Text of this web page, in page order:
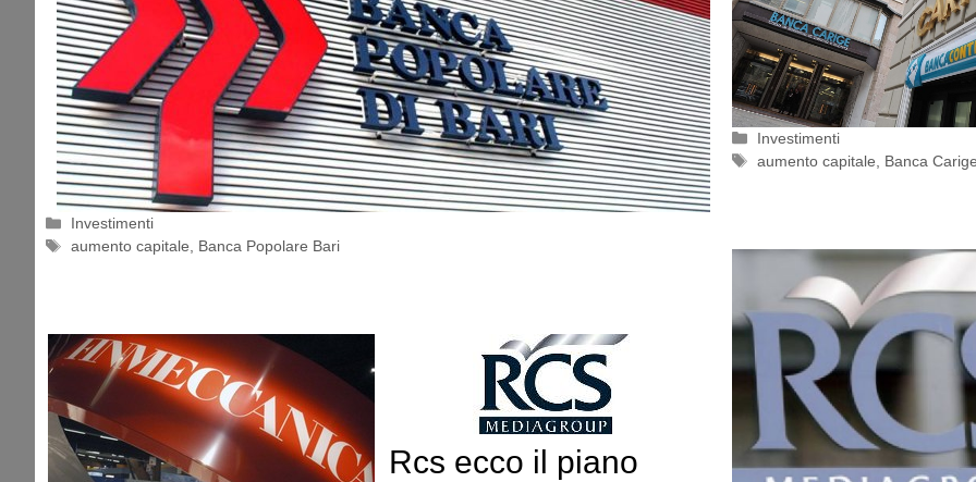
Categorie
Investimenti
Tag
aumento capitale Banca Popolare Bari
Categorie
Investimenti
Tag
aumento capitale Banca
Rcs ecco il piano